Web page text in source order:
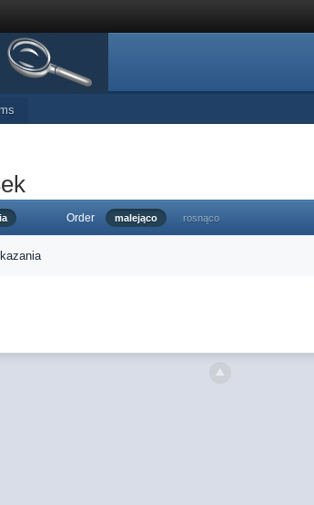
Order malejąco rosnąco